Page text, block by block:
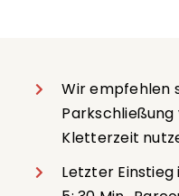
Wir empfehlen
Parkschließung
Kletterzeit
Letzter Einstieg